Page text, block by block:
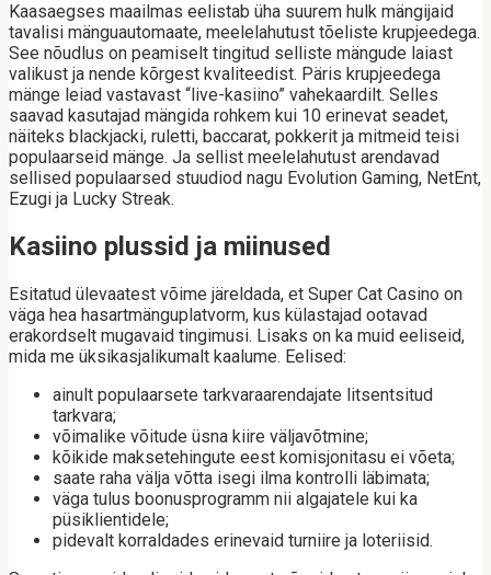
Kaasaegses maailmas eelistab üha suurem hulk mängijaid
tavalisi mänguautomaate, meelelahutust tõeliste krupjeedega.
See nõudlus on peamiselt tingitud selliste mängude laiast
valikust ja nende kõrgest kvaliteedist. Päris krupjeedega
mänge leiad vastavast “live-kasiino” vahekaardilt. Selles
saavad kasutajad mängida rohkem kui 10 erinevat seadet,
näiteks blackjacki, ruletti, baccarat, pokkerit ja mitmeid teisi
populaarseid mänge. Ja sellist meelelahutust arendavad
sellised populaarsed stuudiod nagu Evolution Gaming, NetEnt,
Ezugi ja Lucky Streak.
Kasiino plussid ja miinused
Esitatud ülevaatest võime järeldada, et Super Cat Casino on
väga hea hasartmänguplatvorm, kus külastajad ootavad
erakordselt mugavaid tingimusi. Lisaks on ka muid eeliseid,
mida me üksikasjalikumalt kaalume. Eelised:
ainult populaarsete tarkvaraarendajate litsentsitud
tarkvara;
võimalike võitude üsna kiire väljavõtmine;
kõikide maksetehingute eest komisjonitasu ei võeta;
saate raha välja võtta isegi ilma kontrolli läbimata;
väga tulus boonusprogramm nii algajatele kui ka
püsiklientidele;
pidevalt korraldades erinevaid turniire ja loteriisid.